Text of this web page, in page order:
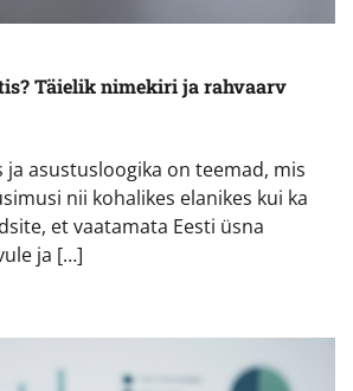
Täielik nimekiri ja rahvaarv
ja asustusloogika on teemad, mis
nii kohalikes elanikes kui ka
et vaatamata Eesti üsna
ja […]